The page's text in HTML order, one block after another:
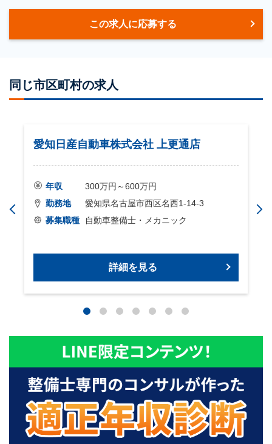
この求人に応募する
同じ市区町村の求人
愛知日産自動車株式会社 上更通店
年収
300万円～600万円
勤務地
愛知県名古屋市西区名西1-14-3
募集職種
自動車整備士・メカニック
詳細を見る